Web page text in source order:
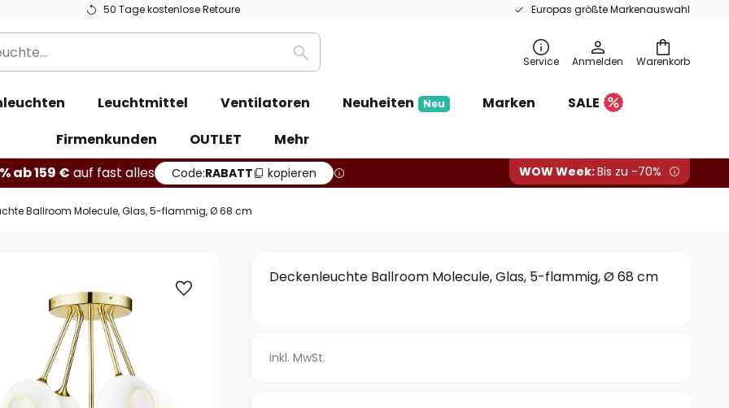
50 Tage kostenlose Retoure Europas größte Markenauswahl
Warenkorb
Suche Service Anmelden
Leuchtmittel Ventilatoren Neuheiten Neu Marken
SALE
Firmenkunden
OUTLET
Mehr
ab 159 € auf fast alles Code:RABATT kopieren WOW Week:Bis zu -70%
Ballroom Molecule, Glas, 5-flammig, Ø 68 cm
Deckenleuchte Ballroom Molecule, Glas, 5-flammig, Ø 68 cm
inkl. MwSt.